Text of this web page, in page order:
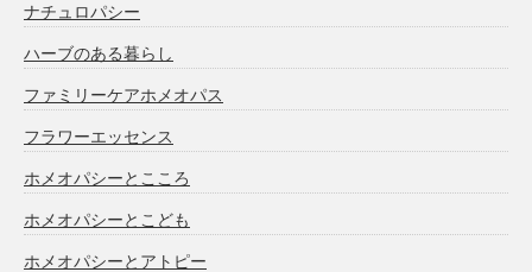
ナチュロパシー
ハーブのある暮らし
ファミリーケアホメオパス
フラワーエッセンス
ホメオパシーとこころ
ホメオパシーとこども
ホメオパシーとアトピー